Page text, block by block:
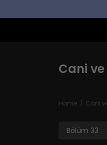
Cani ve
Home Cani